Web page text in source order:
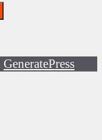
GeneratePress